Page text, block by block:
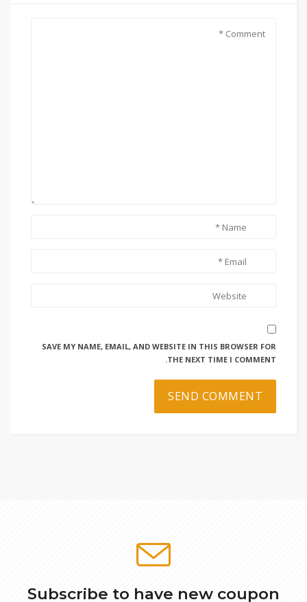
SAVE MY NAME, EMAIL, AND WEBSITE IN THIS BROWSER FOR
THE NEXT TIME I COMMENT.
Subscribe to have new coupon